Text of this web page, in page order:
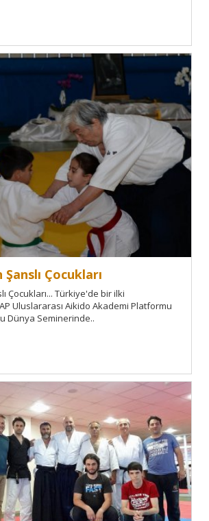
Şanslı Çocukları
Çocukları... Türkiye'de bir ilki
Uluslararası Aikido Akademi Platformu
Dünya Seminerinde..